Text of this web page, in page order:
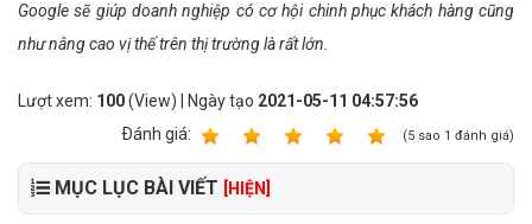
Google sẽ giúp doanh nghiệp có cơ hội chinh phục khách hàng cũng
như nâng cao vị thế trên thị trường là rất lớn.
Lượt xem: 100(View) | Ngày tạo 2021-05-11 04:57:56
Ðánh giá:
(5 sao 1 đánh giá)
MỤC LỤC BÀI VIẾT [HIỆN]